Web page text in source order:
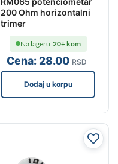
200 Ohm horizontalni
trimer
Cena: 28.00 RSD
Na lageru 20+ kom
Dodaj u korpu